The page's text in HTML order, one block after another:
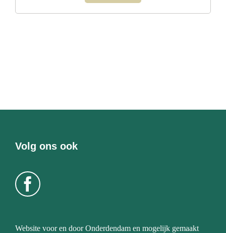
Volg ons ook
Website voor en door Onderdendam en mogelijk gemaakt